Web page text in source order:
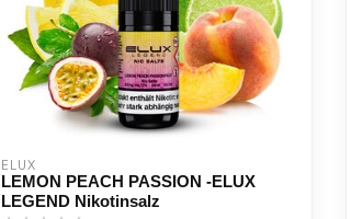
ELUX
LEMON PEACH PASSION -ELUX
LEGEND Nikotinsalz